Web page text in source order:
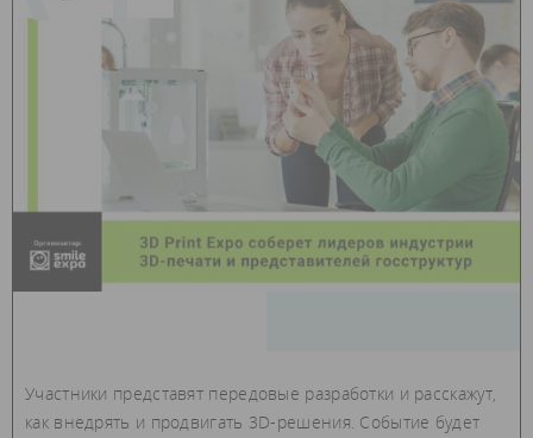
Участники представят передовые разработки и расскажут,
как внедрять и продвигать 3D-решения. Событие будет